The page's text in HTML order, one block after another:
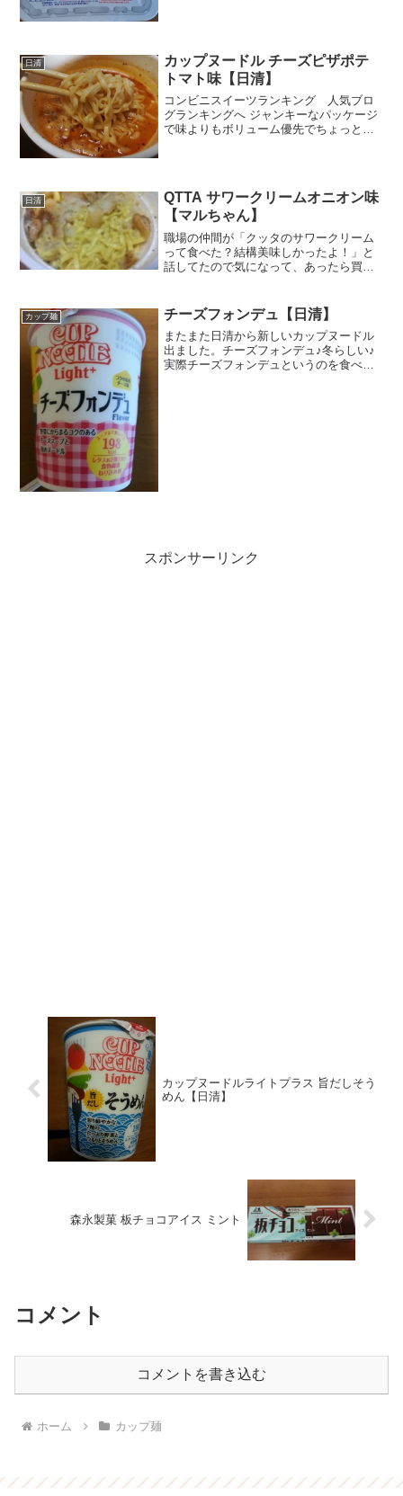
日清
カップヌードル チーズピザポテ
トマト味【日清】
コンビニスイーツランキング 人気ブロ
グランキングへ ジャンキーなパッケージ
で味よりもボリューム優先でちょっとリ
日清
QTTA サワークリームオニオン味
【マルちゃん】
職場の仲間が「クッタのサワークリーム
って食べた？結構美味しかったよ！」と
話してたので気になって、あったら買お
ったらあったのでようやく買えました。(*
´Д｀)味の方は未体験...
カップ麺 チーズフォンデュ【日清】
またまた日清から新しいカップヌードル
出ました。チーズフォンデュ♪冬らしい♪
実際チーズフォンデュというのを食べた
スポンサーリンク
カップヌードルライトプラス 旨だしそう
めん【日清】
森永製菓 板チョコアイス ミント
コメント
コメントを書き込む
ホーム カップ麺